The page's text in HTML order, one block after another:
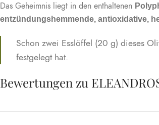
Das Geheimnis liegt in den enthaltenen
entzündungshemmende, antioxidative,
Schon zwei Esslöffel (20 g) dieses
festgelegt hat.
Bewertungen zu